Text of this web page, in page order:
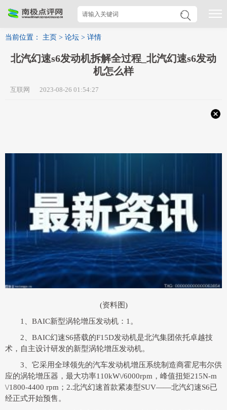
当前位置： 主页 > 论坛 > 详情
北汽幻速s6发动机拆解全过程_北汽幻速s6发动
机怎么样
互联网 2023-08-26 01:54:27
(资料图)
1、BAIC新型涡轮增压发动机：1。
2、BAIC幻速S6搭载的F15D发动机是北汽集团依托卓越技
术，自主设计研发的新型涡轮增压发动机。
3、它采用全球领先的汽车发动机增压系统制造商霍尼韦尔供
应的涡轮增压器，最大功率110kW\/6000rpm，峰值扭矩215N-m
\/1800-4400 rpm；2.北汽幻速首款紧凑型SUV——北汽幻速S6已
经正式开始预售。